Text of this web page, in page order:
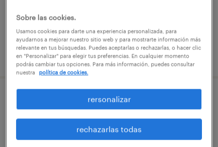
publicado el 29 julio 2026
reponedor solo domingos por horas
tiempo completo
Sobre las cookies.
Usamos cookies para darte una experiencia personalizada, para
ayudarnos a mejorar nuestro sitio web y para mostrarte información más
relevante en tus búsquedas. Puedes aceptarlas o rechazarlas, o hacer clic
en "Personalizar" para elegir tus preferencias. En cualquier momento
podrás cambiar tus opciones. Para más información, puedes consultar
nuestra
política de cookies.
rersonalizar
rechazarlas todas